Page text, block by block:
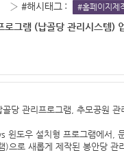
› #해시태그 : #홈페이지제
로그램 (납골당 관리시스템)
당 관리프로그램, 추모공원
도우 설치형 프로그램에서,